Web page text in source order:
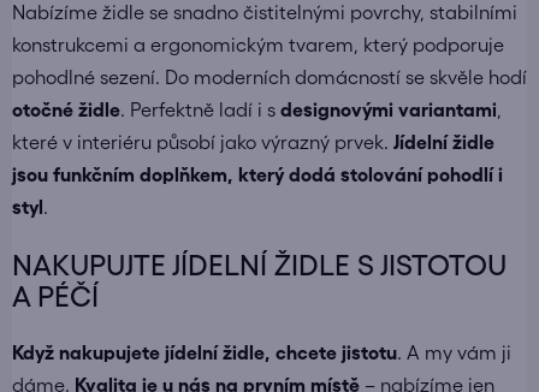
Nabízíme židle se snadno čistitelnými povrchy, stabilními
konstrukcemi a ergonomickým tvarem, který podporuje
pohodlné sezení. Do moderních domácností se skvěle hodí
otočné židle. Perfektně ladí i s designovými variantami
které v interiéru působí jako výrazný prvek. Jídelní židle
jsou funkčním doplňkem, který dodá stolování pohodlí i
styl .
NAKUPUJTE JÍDELNÍ ŽIDLE S JISTOTOU
A PÉČÍ
Když nakupujete jídelní židle, chcete jistotu. A my vám ji
dáme. Kvalita je u nás na prvním místě – nabízíme jen